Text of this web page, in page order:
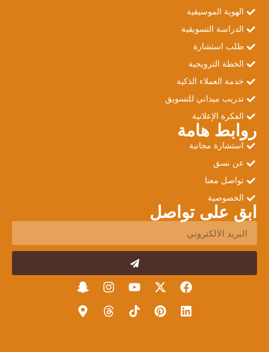
الهوية الموسيقية
الدراسة التسويقية
طلب استشارة
الخطة الترويجية
خدمة العملاء الذكية
تدريب ميداني للتسويق
الفكرة الإعلانية
روابط هامة
استشارة مجانية
عن نسق
تواصل معنا
الخصوصية
ابق على تواصل